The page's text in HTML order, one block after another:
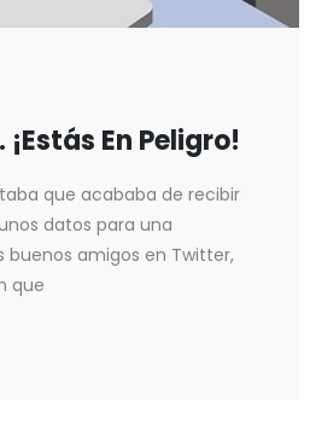
En Peligro!
que acababa de recibir
datos para una
amigos en Twitter,
que